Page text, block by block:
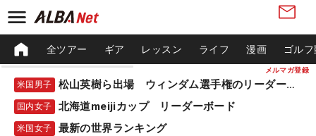
メルマガ登録
全ツアー ギア レッスン ライフ 漫画 ゴル
米国男子 松山英樹ら出場 ウィンダム選手権のリーダーボード
国内女子 北海道meijiカップ リーダーボード
米国女子 最新の世界ランキング